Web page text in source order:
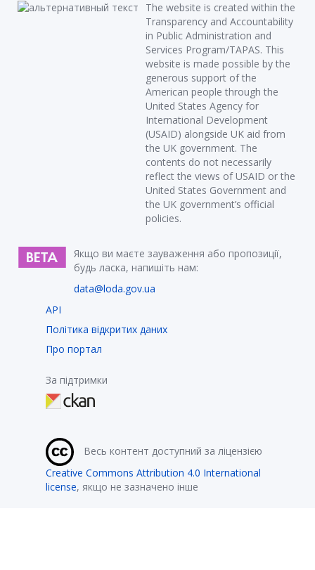
The website is created within the
Transparency and Accountability
in Public Administration and
Services Program/TAPAS. This
website is made possible by the
generous support of the
American people through the
United States Agency for
International Development
(USAID) alongside UK aid from
the UK government. The
contents do not necessarily
reflect the views of USAID or the
United States Government and
the UK government’s official
policies.
Якщо ви маєте зауваження або пропозиції,
будь ласка, напишіть нам:
data@loda.gov.ua
API
Політика відкритих даних
Про портал
За підтримки
Весь контент доступний за ліцензією
Creative Commons Attribution 4.0 International
license, якщо не зазначено інше